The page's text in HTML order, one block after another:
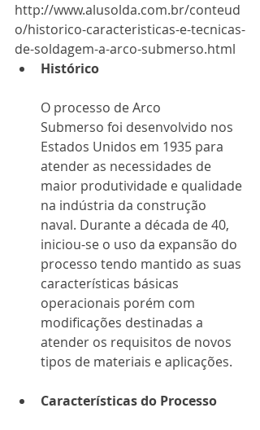
http://www.alusolda.com.br/conteud
o/historico-caracteristicas-e-tecnicas-
de-soldagem-a-arco-submerso.html
Histórico
O processo de Arco
Submerso foi desenvolvido nos
Estados Unidos em 1935 para
atender as necessidades de
maior produtividade e qualidade
na indústria da construção
naval. Durante a década de 40,
iniciou-se o uso da expansão do
processo tendo mantido as suas
características básicas
operacionais porém com
modificações destinadas a
atender os requisitos de novos
tipos de materiais e aplicações.
Características do Processo